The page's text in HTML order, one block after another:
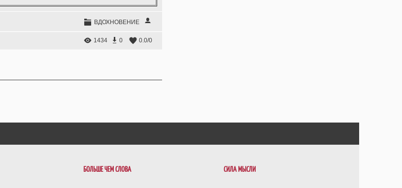
ВДОХНОВЕНИЕ
1434 0 0.0/0
БОЛЬШЕ ЧЕМ СЛОВА СИЛА МЫСЛИ